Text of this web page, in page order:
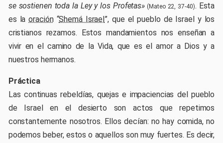
se sostienen toda la Ley y los Profetas»(Mateo 22, 37-40). Esta
es laoración“Shemá Israel ”, que el pueblo de Israel y los
cristianos rezamos. Estos mandamientos nos enseñan a
vivir en el camino de la Vida, que es el amor a Dios y a
nuestros hermanos.
Práctica
Las continuas rebeldías, quejas e impaciencias del pueblo
de Israel en el desierto son actos que repetimos
constantemente nosotros. Ellos decían: no hay comida, no
podemos beber, estos o aquellos son muy fuertes. Es decir,